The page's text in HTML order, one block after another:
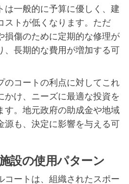
は一般的に予算に優しく、建
ストが低くなります。ただ
損傷のために定期的な修理が
、長期的な費用が増加する可
のコートの利点に対してこれ
かけ、ニーズに最適な投資を
す。地元政府の助成金や地域
源も、決定に影響を与える可
設の使用パターン
コートは、組織されたスポー